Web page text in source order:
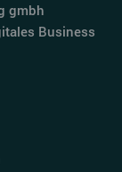
gmbh
Business